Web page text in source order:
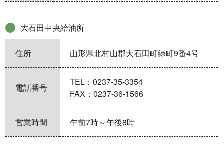
大石田中央給油所
住所 山形県北村山郡大石田町緑町9番4号
電話番号
TEL：0237-35-3354
FAX：0237-36-1566
営業時間 午前7時～午後8時